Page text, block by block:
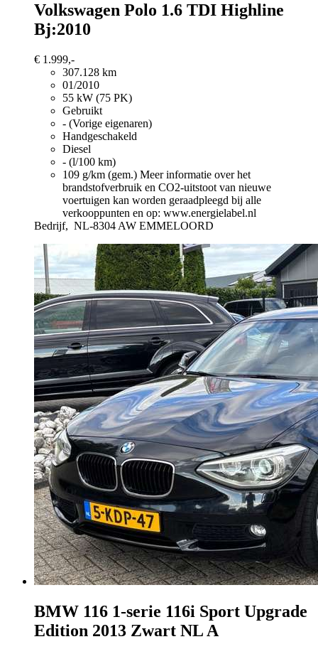
Volkswagen Polo 1.6 TDI Highline
Bj:2010
€ 1.999,-
307.128 km
01/2010
55 kW (75 PK)
Gebruikt
- (Vorige eigenaren)
Handgeschakeld
Diesel
- (l/100 km)
109 g/km (gem.) Meer informatie over het
brandstofverbruik en CO2-uitstoot van nieuwe
voertuigen kan worden geraadpleegd bij alle
verkooppunten en op: www.energielabel.nl
Bedrijf, NL-8304 AW EMMELOORD
BMW 116 1-serie 116i Sport Upgrade
Edition 2013 Zwart NL A